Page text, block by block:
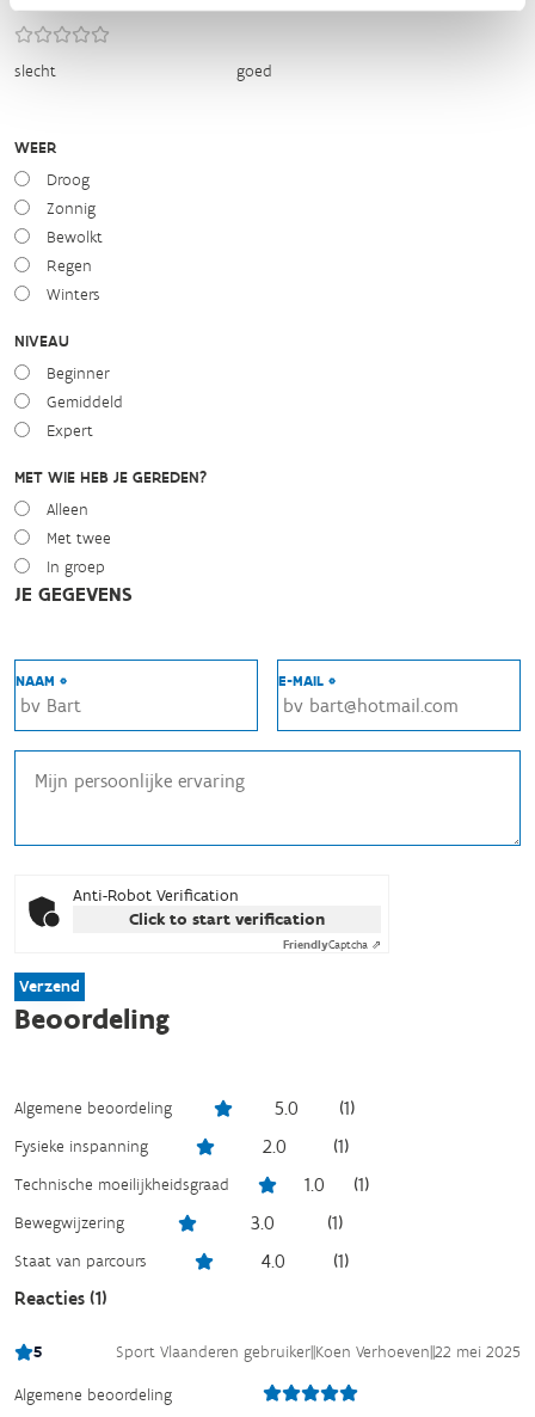
slecht goed
WEER
Droog
Zonnig
Bewolkt
Regen
Winters
NIVEAU
Beginner
Gemiddeld
Expert
MET WIE HEB JE GEREDEN?
Alleen
Met twee
In groep
JE GEGEVENS
NAAM * E-MAIL *
Anti-Robot Verification
Click to start verification
FriendlyCaptcha ⇗
Verzend
Beoordeling
Algemene beoordeling 5.0 (1)
Fysieke inspanning 2.0 (1)
Technische moeilijkheidsgraad 1.0 (1)
Bewegwijzering 3.0 (1)
Staat van parcours 4.0 (1)
Reacties (1)
5 Sport Vlaanderen gebruiker||Koen Verhoeven||22 mei 2025
Algemene beoordeling